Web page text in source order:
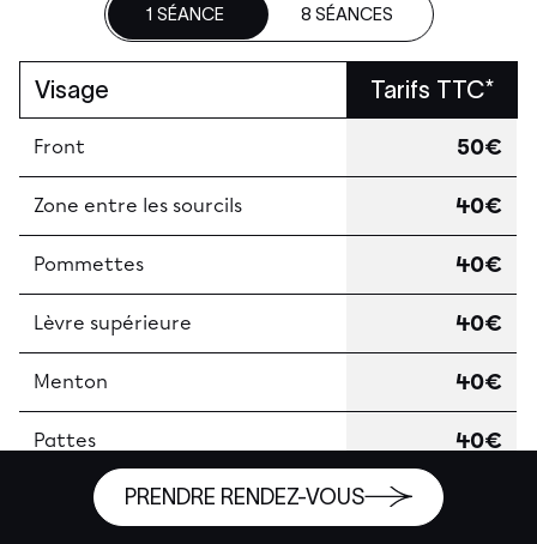
1 SÉANCE 8 SÉANCES
Visage Tarifs TTC*
Front 50€
Zone entre les sourcils 40€
Pommettes 40€
Lèvre supérieure 40€
Menton 40€
Pattes 40€
Ovale du visagePRENDRE RENDEZ-VOUS